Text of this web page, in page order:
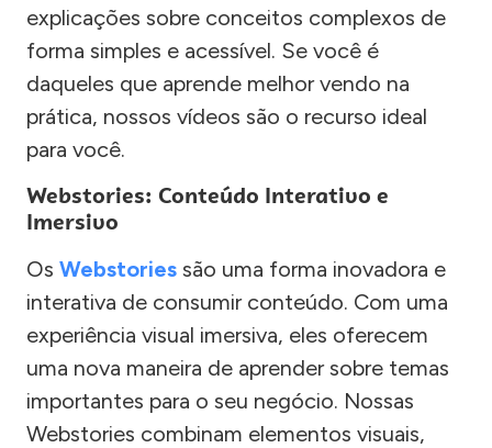
explicações sobre conceitos complexos de
forma simples e acessível. Se você é
daqueles que aprende melhor vendo na
prática, nossos vídeos são o recurso ideal
para você.
Webstories: Conteúdo Interativo e
Imersivo
Os Webstories são uma forma inovadora e
interativa de consumir conteúdo. Com uma
experiência visual imersiva, eles oferecem
uma nova maneira de aprender sobre temas
importantes para o seu negócio. Nossas
Webstories combinam elementos visuais,